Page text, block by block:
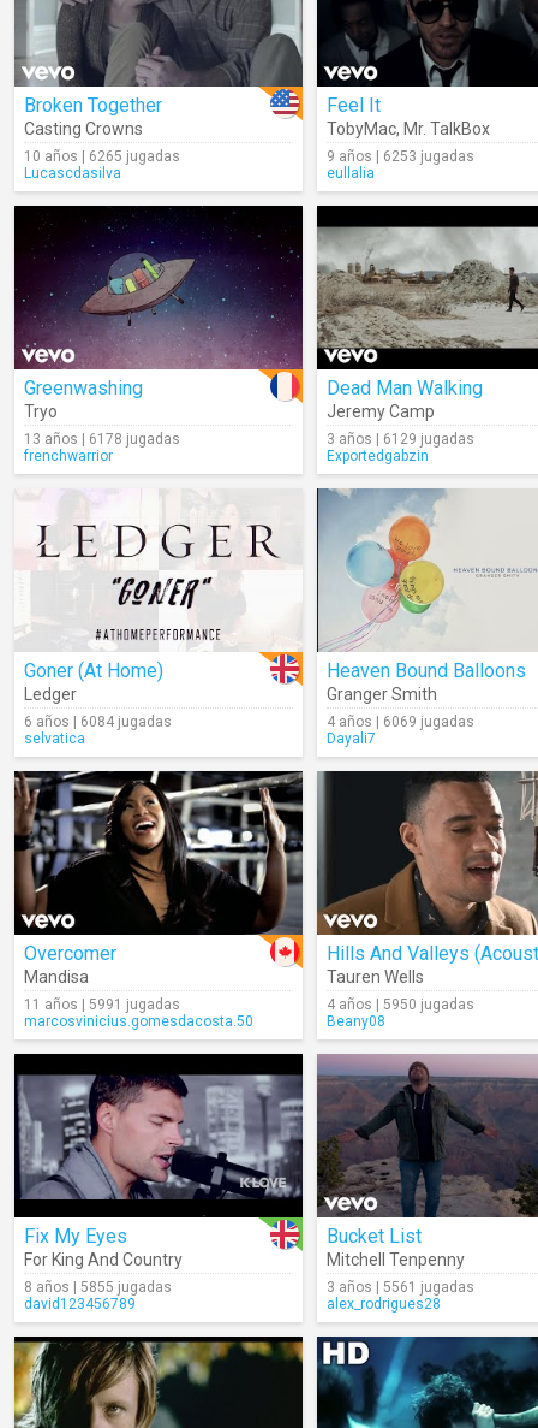
Broken Together
Casting Crowns
10 años | 6265 jugadas
Lucascdasilva
Feel It
TobyMac, Mr. TalkBox
9 años | 6253 jugadas
eullalia
Greenwashing
Tryo
13 años | 6178 jugadas
frenchwarrior
Dead Man Walking
Jeremy Camp
3 años | 6129 jugadas
Exportedgabzin
Goner (At Home)
Ledger
6 años | 6084 jugadas
selvatica
Heaven Bound Balloons
Granger Smith
4 años | 6069 jugadas
Dayali7
Overcomer
Mandisa
11 años | 5991 jugadas
marcosvinicius.gomesdacosta.50
Hills And Valleys
Tauren Wells
4 años | 5950 jugadas
Beany08
Fix My Eyes
For King And Country
8 años | 5855 jugadas
david123456789
Bucket List
Mitchell Tenpenny
3 años | 5561 jugadas
alex_rodrigues28